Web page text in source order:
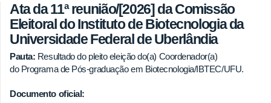
Ata da 11ª reunião/[2026] da Comissão
Eleitoral do Instituto de Biotecnologia da
Universidade Federal de Uberlândia
Pauta: Resultado do pleito eleição do(a) Coordenador(a)
do Programa de Pós-graduação em Biotecnologia/IBTEC/UFU.
Documento oficial: